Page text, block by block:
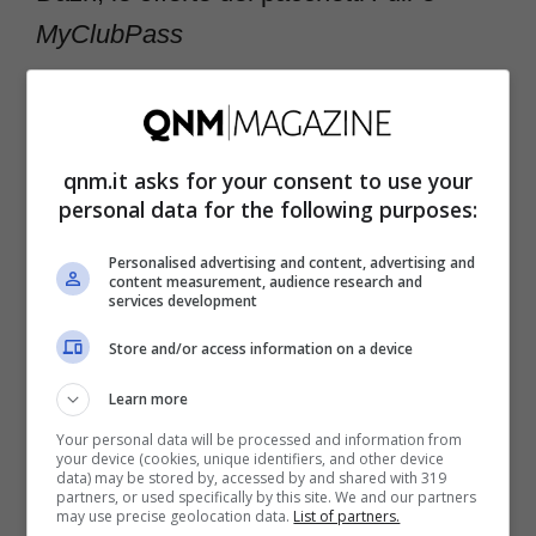
MyClubPass
Poco prima della sesta giornata di Serie A,
probabilmente per rimediare ad un calo degli
abbonamenti, Dazn ha lanciato due promo
riguardanti i pacchettiFulleMyClubPass.
La prima concerne il piano più popolare, ed
anche più completo, della piattaforma di
streaming. Il prezzo scontato è di 29,99 euro
al mese per 12 mesi di abbonamento, al
posto di circa 40 euro. L’offerta è però valida
solo attraverso la sottoscrizione
dell’abbonamento annuale a rate
qnm.it asks for your consent to use your
personal data for the following purposes:
Personalised advertising and content, advertising and
content measurement, audience research and
services development
Store and/or access information on a device
Learn more
Your personal data will be processed and information from
your device (cookies, unique identifiers, and other device
data) may be stored by, accessed by and shared with 319
partners, or used specifically by this site. We and our partners
may use precise geolocation data. List of partners.